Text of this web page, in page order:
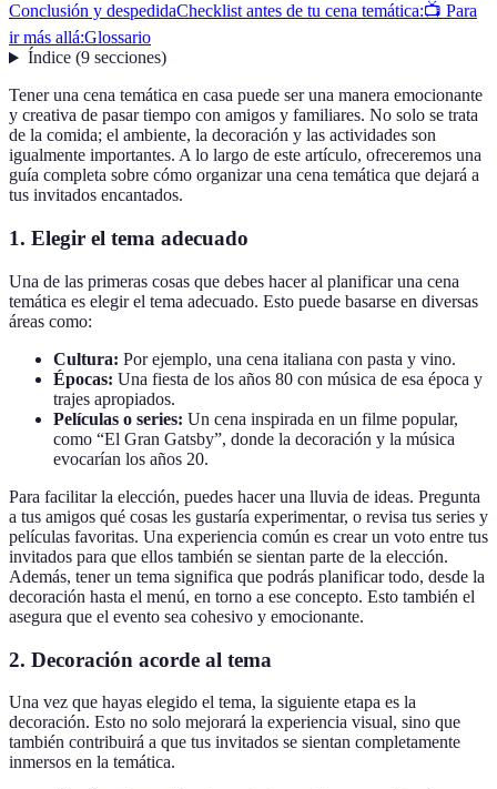
Conclusión y despedidaChecklist antes de tu cena temática:📺 Para
ir más allá:Glossario
Índice(9 secciones)
Tener una cena temática en casa puede ser una manera emocionante
y creativa de pasar tiempo con amigos y familiares. No solo se trata
de la comida; el ambiente, la decoración y las actividades son
igualmente importantes. A lo largo de este artículo, ofreceremos una
guía completa sobre cómo organizar una cena temática que dejará a
tus invitados encantados.
1. Elegir el tema adecuado
Una de las primeras cosas que debes hacer al planificar una cena
temática es elegir el tema adecuado. Esto puede basarse en diversas
áreas como:
Cultura: Por ejemplo, una cena italiana con pasta y vino.
Épocas: Una fiesta de los años 80 con música de esa época y
trajes apropiados.
Películas o series: Un cena inspirada en un filme popular,
como “El Gran Gatsby”, donde la decoración y la música
evocarían los años 20.
Para facilitar la elección, puedes hacer una lluvia de ideas. Pregunta
a tus amigos qué cosas les gustaría experimentar, o revisa tus series y
películas favoritas. Una experiencia común es crear un voto entre tus
invitados para que ellos también se sientan parte de la elección.
Además, tener un tema significa que podrás planificar todo, desde la
decoración hasta el menú, en torno a ese concepto. Esto también el
asegura que el evento sea cohesivo y emocionante.
2. Decoración acorde al tema
Una vez que hayas elegido el tema, la siguiente etapa es la
decoración. Esto no solo mejorará la experiencia visual, sino que
también contribuirá a que tus invitados se sientan completamente
inmersos en la temática.